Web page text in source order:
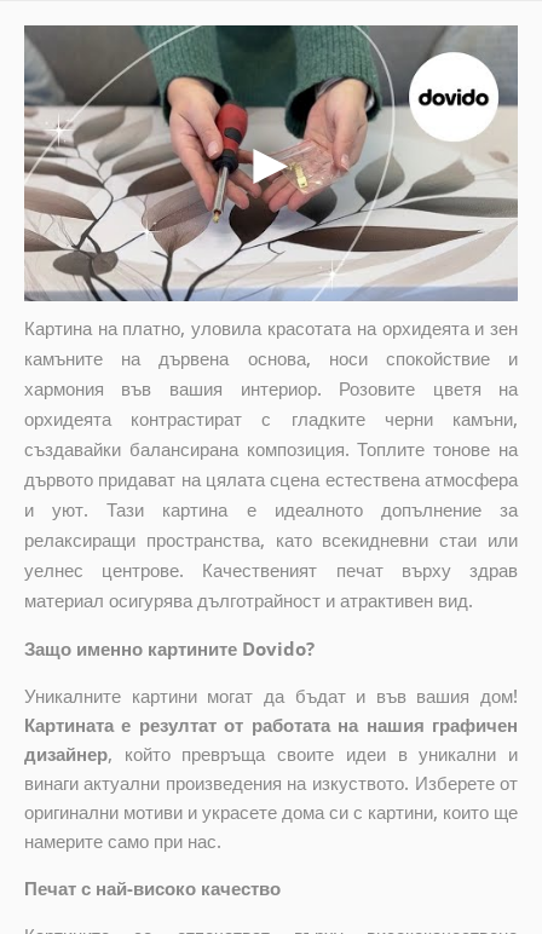
Картина на платно, уловила красотата на орхидеята и зен
камъните на дървена основа, носи спокойствие и
хармония във вашия интериор. Розовите цветя на
орхидеята контрастират с гладките черни камъни,
създавайки балансирана композиция. Топлите тонове на
дървото придават на цялата сцена естествена атмосфера
и уют. Тази картина е идеалното допълнение за
релаксиращи пространства, като всекидневни стаи или
уелнес центрове. Качественият печат върху здрав
материал осигурява дълготрайност и атрактивен вид.
Защо именно картините Dovido?
Уникалните картини могат да бъдат и във вашия дом!
Картината е резултат от работата на нашия графичен
дизайнер, койтопревръща своите идеи в уникални и
винаги актуални произведения на изкуството. Изберете от
оригинални мотиви и украсете дома си с картини, които ще
намерите само при нас.
Печат с най-високо качество